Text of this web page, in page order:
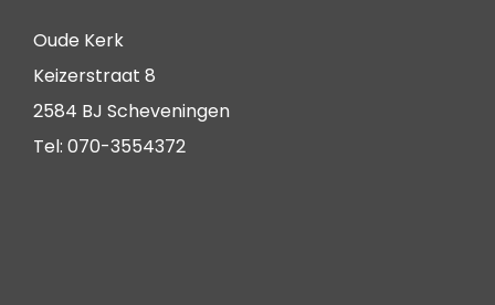
Oude Kerk
Keizerstraat 8
2584 BJ Scheveningen
Tel: 070-3554372